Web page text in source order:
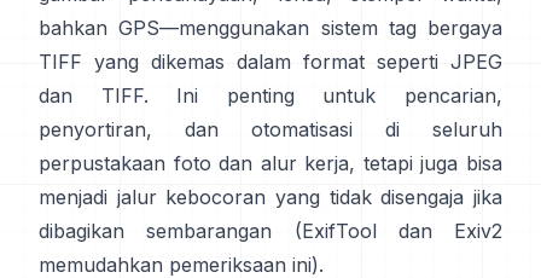
bahkan GPS—menggunakan sistem tag bergaya
TIFF yang dikemas dalam format seperti JPEG
dan TIFF. Ini penting untuk pencarian,
penyortiran, dan otomatisasi di seluruh
perpustakaan foto dan alur kerja, tetapi juga bisa
menjadi jalur kebocoran yang tidak disengaja jika
dibagikan sembarangan (ExifTooldan Exiv2
memudahkan pemeriksaan ini).